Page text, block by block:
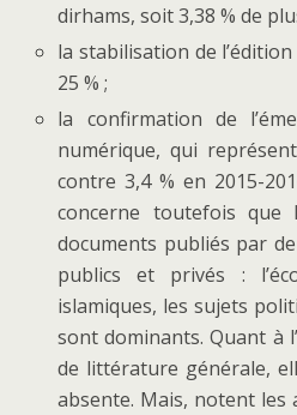
dirhams, soit 3,38 % de
la stabilisation de
25 % ;
la confirmation de
numérique, qui
contre 3,4 % en 2015-
concerne toutefois
documents publiés par
publics et privés :
islamiques, les sujets
sont dominants. Quant à
de littérature générale,
absente. Mais, notent les